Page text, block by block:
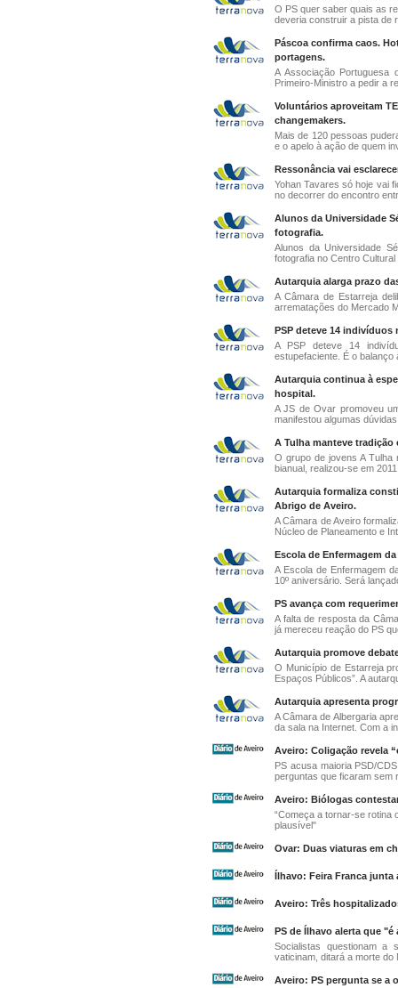
O PS quer saber quais as
deveria construir a pista de
Páscoa confirma caos.
portagens.
A Associação Portuguesa
Primeiro-Ministro a pedir a
Voluntários aproveitam
changemakers.
Mais de 120 pessoas
e o apelo à ação de quem
Ressonância vai
Yohan Tavares só hoje vai
no decorrer do encontro
Alunos da Universidade
fotografia.
Alunos da Universidade
fotografia no Centro
Autarquia alarga prazo
A Câmara de Estarreja
arrematações do Mercado
PSP deteve 14 indivíduos
A PSP deteve 14
estupefaciente. É o balanço
Autarquia continua à
hospital.
A JS de Ovar promoveu
manifestou algumas
A Tulha manteve tradição
O grupo de jovens A Tulha
bianual, realizou-se em
Autarquia formaliza
Abrigo de Aveiro.
A Câmara de Aveiro
Núcleo de Planeamento e
Escola de Enfermagem
A Escola de Enfermagem
10º aniversário. Será
PS avança com
A falta de resposta da
já mereceu reação do PS
Autarquia promove
O Município de Estarreja
Espaços Públicos”. A
Autarquia apresenta
A Câmara de Albergaria
da sala na Internet. Com a
Aveiro: Coligação revela
PS acusa maioria PSD/
perguntas que ficaram sem
Aveiro: Biólogas
“Começa a tornar-se rotina
plausível"
Ovar: Duas viaturas em
Ílhavo: Feira Franca
Aveiro: Três
PS de Ílhavo alerta que
Socialistas questionam a
vaticinam, ditará a morte do
Aveiro: PS pergunta se a